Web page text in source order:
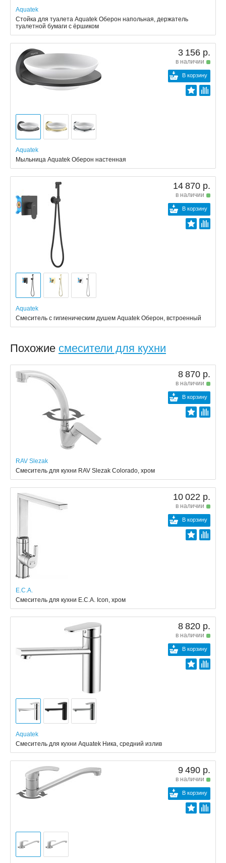
Aquatek
Стойка для туалета Aquatek Оберон напольная, держатель
туалетной бумаги с ёршиком
3 156 р.
в наличии
В корзину
Aquatek
Мыльница Aquatek Оберон настенная
14 870 р.
в наличии
В корзину
Aquatek
Смеситель с гигиеническим душем Aquatek Оберон, встроенный
Похожие смесители для кухни
8 870 р.
в наличии
В корзину
RAV Slezak
Смеситель для кухни RAV Slezak Colorado, хром
10 022 р.
в наличии
В корзину
E.C.A.
Смеситель для кухни E.C.A. Icon, хром
8 820 р.
в наличии
В корзину
Aquatek
Смеситель для кухни Aquatek Ника, средний излив
9 490 р.
в наличии
В корзину